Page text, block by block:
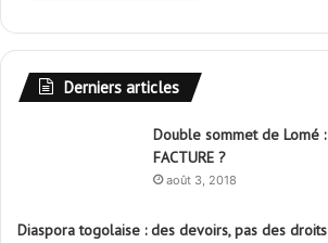
Derniers articles
Double sommet de Lomé :
FACTURE ?
août 3, 2018
Diaspora togolaise : des devoirs, pas des